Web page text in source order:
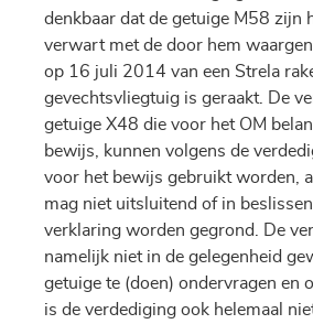
denkbaar dat de getuige M58 zijn
verwart met de door hem
op 16 juli 2014 van een Strela
gevechtsvliegtuig is geraakt. De
getuige X48 die voor het OM
bewijs, kunnen volgens de
voor het bewijs gebruikt worden,
mag niet uitsluitend of in
verklaring worden gegrond. De
namelijk niet in de gelegenheid
getuige te (doen) ondervragen en
is de verdediging ook helemaal